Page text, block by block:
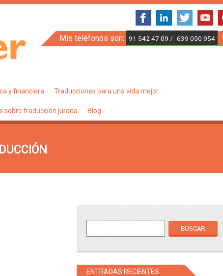
Mis teléfonos son: 91 542 47 09 / 639 050 954
y financiera Traducciones para una vida mejor
sobre traducción jurada Blog
ENTRADAS RECIENTES